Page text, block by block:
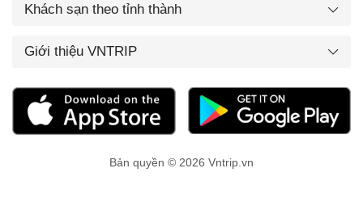
Khách sạn theo tỉnh thành
Giới thiệu VNTRIP
Bản quyền © 2026 Vntrip.vn